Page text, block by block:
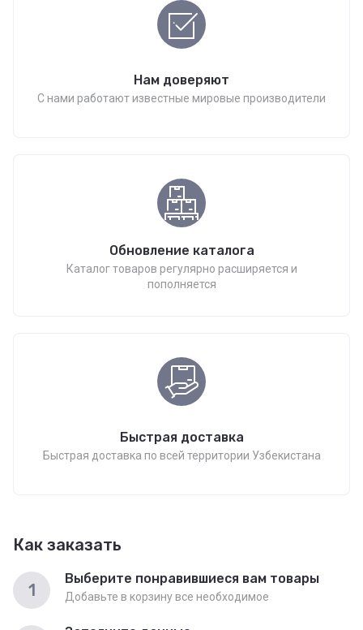
Нам доверяют
С нами работают известные мировые производители
Обновление каталога
Каталог товаров регулярно расширяется и
пополняется
Быстрая доставка
Быстрая доставка по всей территории Узбекистана
Как заказать
1
Выберите понравившиеся вам товары
Добавьте в корзину все необходимое